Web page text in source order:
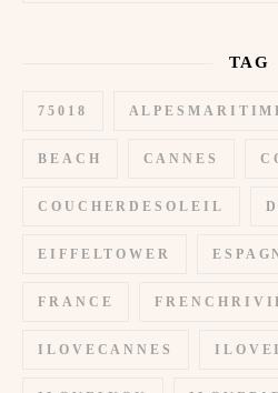
TAG
75018
BEACH CANNES
COUCHERDESOLEIL
EIFFELTOWER
FRANCE
ILOVECANNES